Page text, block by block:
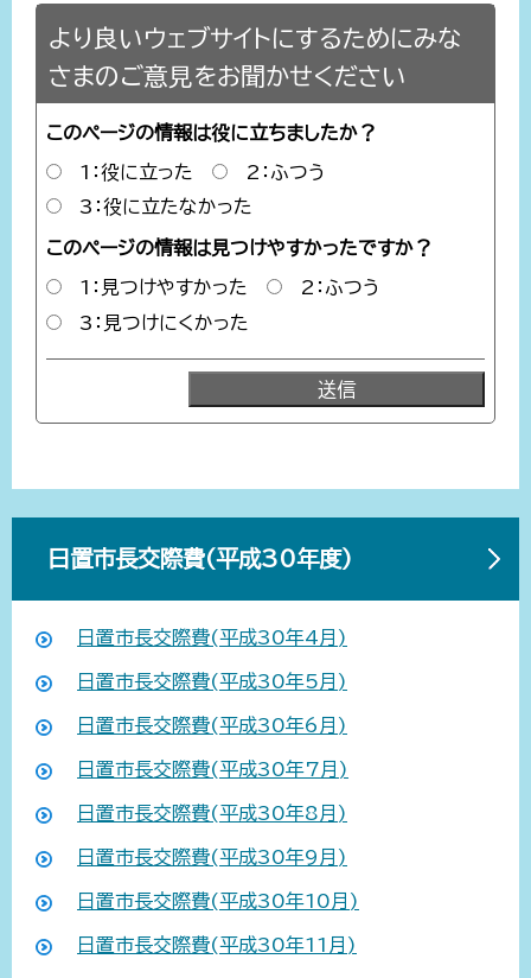
より良いウェブサイトにするためにみな
さまのご意見をお聞かせください
このページの情報は役に立ちましたか？
1：役に立った
2：ふつう
3：役に立たなかった
このページの情報は見つけやすかったですか？
1：見つけやすかった
2：ふつう
3：見つけにくかった
日置市長交際費(平成30年度)
日置市長交際費(平成30年4月)
日置市長交際費(平成30年5月)
日置市長交際費(平成30年6月)
日置市長交際費(平成30年7月)
日置市長交際費(平成30年8月)
日置市長交際費(平成30年9月)
日置市長交際費(平成30年10月)
日置市長交際費(平成30年11月)